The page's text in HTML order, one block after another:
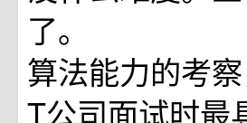
了。
算法能力的考
T公司面试时最